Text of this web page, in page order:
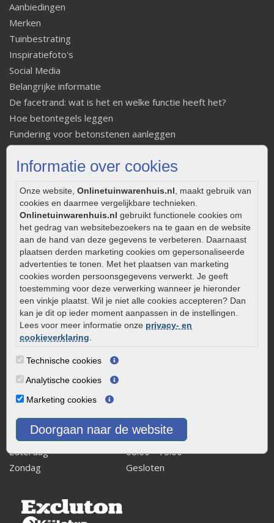
Informatie over cookies
Onze website, Onlinetuinwarenhuis.nl , maakt gebruik van
cookies en daarmee vergelijkbare technieken.
Onlinetuinwarenhuis.nl gebruikt functionele cookies om
het gedrag van websitebezoekers na te gaan en de website
aan de hand van deze gegevens te verbeteren. Daarnaast
plaatsen derden marketing cookies om gepersonaliseerde
advertenties te tonen. Met het plaatsen van marketing
cookies worden persoonsgegevens verwerkt. Je geeft
toestemming voor deze verwerking wanneer je hieronder
een vinkje plaatst. Wil je niet alle cookies accepteren? Dan
kan je dit op ieder moment aanpassen in de instellingen.
Lees voor meer informatie onze privacy- en
cookieverklaring
Technische cookies
Analytische cookies
Marketing cookies
Doorgaan naar de website
Aanbiedingen
Merken
Tuinbestrating
Inspiratiefoto's
Social Media
Belangrijke informatie
De facetrand: wat is het en welke functie heeft het?
Hoe betontegels leggen
Fundering voor betonstenen aanleggen
Welke tuinstijl past bij mij
Strakke tuin inrichten
Onderhoud van gebakken bestrating
Aanlegtips voor gebakken bestrating
Zelf een terras aanleggen
Kleine stadstuin inrichten
0320 – 219170
Kaapstanderweg 41
8243 RB Lelystad
info@onlinetuinwarenhuis.nl
Routebeschrijving
Openingstijden
Maandag
Dinsdag
Woensdag
Donderdag
08:00 - 17:00
Vrijdag
08:00 - 17:00
Zaterdag
08:00 - 15.00
Zondag
Gesloten